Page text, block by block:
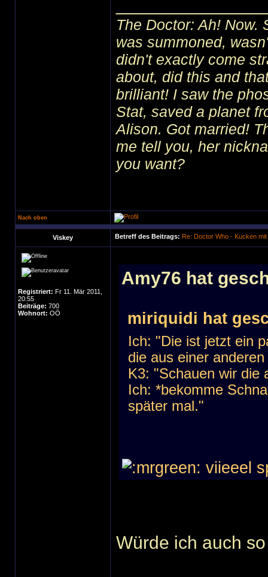
The Doctor: Ah! Now.
was summoned,
didn't exactly come
about, did this and
brilliant! I saw the
Stat, saved a planet
Alison. Got married!
me tell you, her
you want?
Nach oben
Viskey Betreff des Beitrags: Re: Doctor Who - Kucken mit
Registriert: Fr 11. Mär 2011,
20:55
Beiträge: 700
Wohnort: OÖ
Amy76 hat
miriquidi hat
Ich: "Die ist jetzt ein
die aus einer
K3: "Schauen wir die
Ich: *bekomme
später mal."
viieeel
Würde ich auch